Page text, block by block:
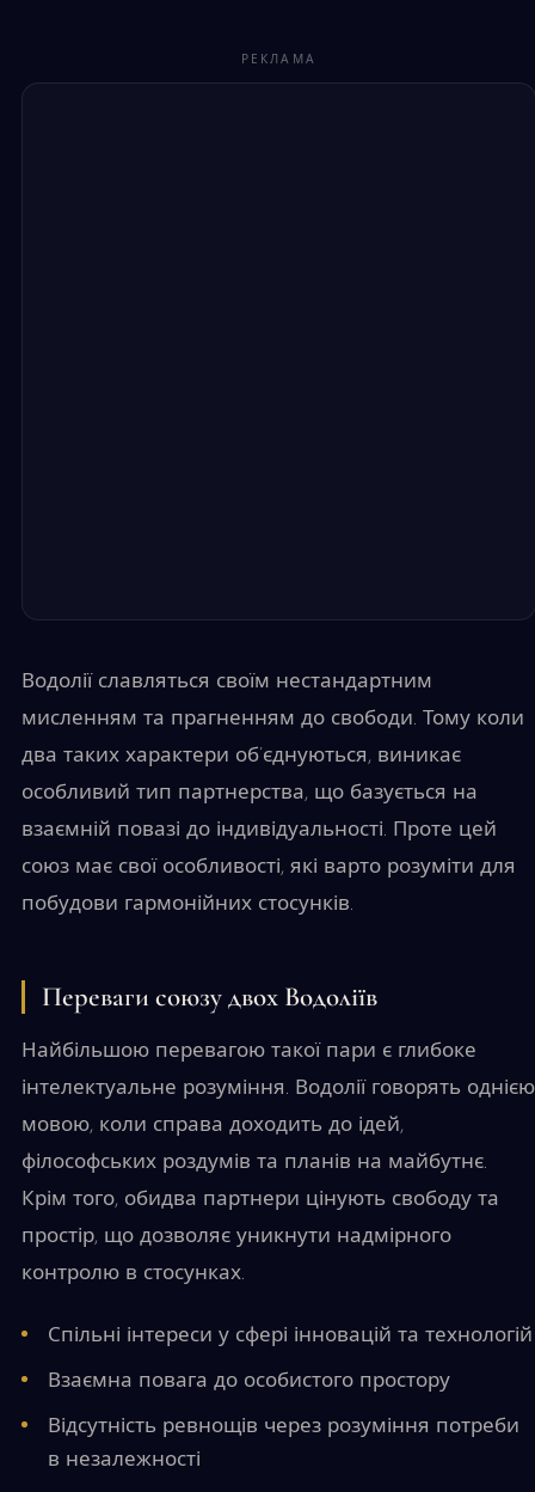
РЕКЛАМА
Водолії славляться своїм нестандартним
мисленням та прагненням до свободи. Тому коли
два таких характери об’єднуються, виникає
особливий тип партнерства, що базується на
взаємній повазі до індивідуальності. Проте цей
союз має свої особливості, які варто розуміти для
побудови гармонійних стосунків.
Переваги союзу двох Водоліїв
Найбільшою перевагою такої пари є глибоке
інтелектуальне розуміння. Водолії говорять однією
мовою, коли справа доходить до ідей,
філософських роздумів та планів на майбутнє.
Крім того, обидва партнери цінують свободу та
простір, що дозволяє уникнути надмірного
контролю в стосунках.
Спільні інтереси у сфері інновацій та технологій
Взаємна повага до особистого простору
Відсутність ревнощів через розуміння потреби
в незалежності